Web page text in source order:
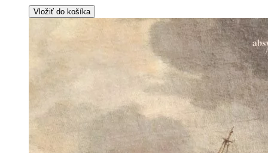
Vložiť do košíka